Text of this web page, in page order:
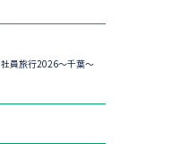
社員旅行2026～千葉～